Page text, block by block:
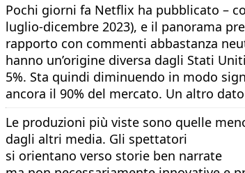
Pochi giorni fa Netflix ha pubblicato –
luglio-dicembre 2023), e il panorama
rapporto con commenti abbastanza
hanno un’origine diversa dagli Stati
5%. Sta quindi diminuendo in modo
ancora il 90% del mercato. Un altro
Le produzioni più viste sono quelle
dagli altri media. Gli spettatori
si orientano verso storie ben narrate